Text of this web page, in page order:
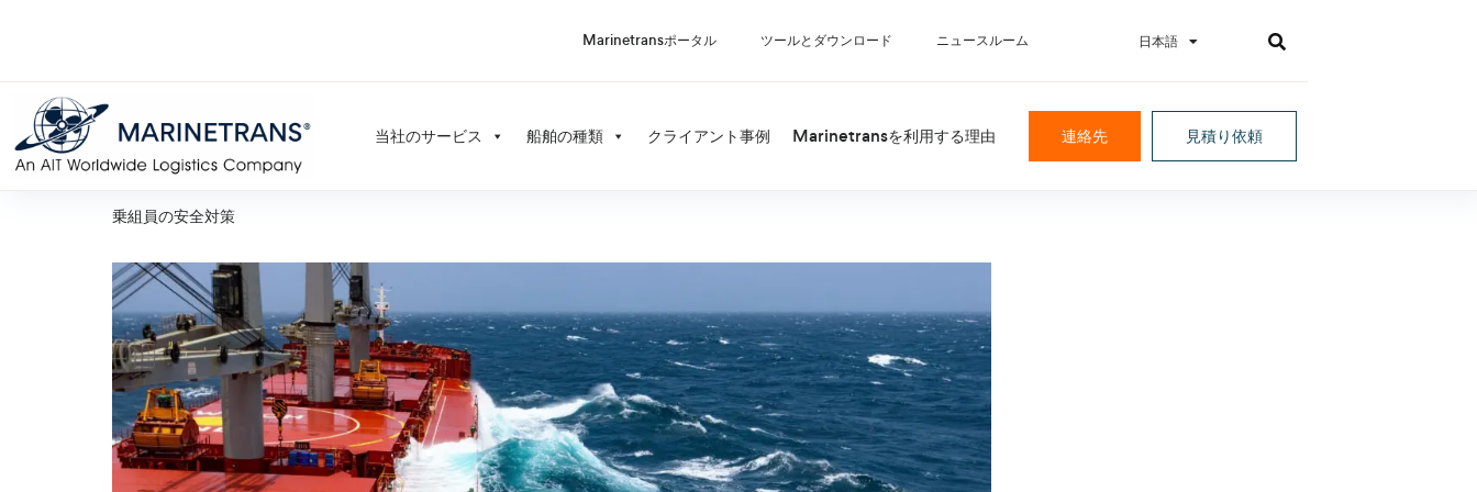
Marinetransポータル ツールとダウンロード ニュースルーム 日本語
한국어
当社のサービス 船舶の種類 クライアント事例 Marinetransを利用する理由 連絡先 見積り依頼
乗組員の安全対策